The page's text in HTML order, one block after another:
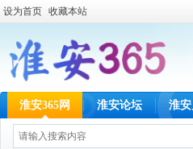
设为首页 收藏本站
淮安365网 淮安论坛 淮